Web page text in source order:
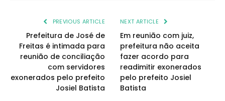
PREVIOUS ARTICLE
Prefeitura de José de
Freitas é intimada para
reunião de conciliação
com servidores
exonerados pelo prefeito
Josiel Batista
NEXT ARTICLE
Em reunião com juiz,
prefeitura não aceita
fazer acordo para
readimitir exonerados
pelo prefeito Josiel
Batista